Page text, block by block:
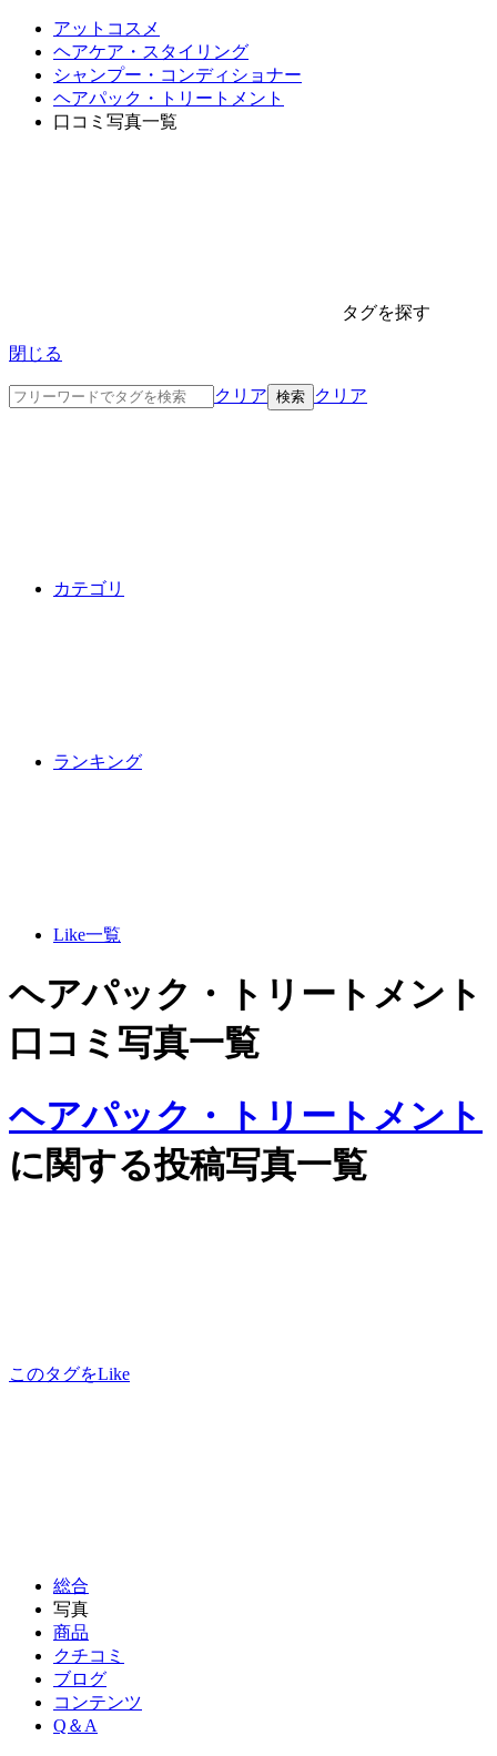
アットコスメ
ヘアケア・スタイリング
シャンプー・コンディショナー
ヘアパック・トリートメント
口コミ写真一覧
タグを探す
閉じる
クリア クリア
カテゴリ
ランキング
Like一覧
ヘアパック・トリートメント
口コミ写真一覧
ヘアパック・トリートメント
に関する投稿写真一覧
このタグをLike
総合
写真
商品
クチコミ
ブログ
コンテンツ
Q＆A